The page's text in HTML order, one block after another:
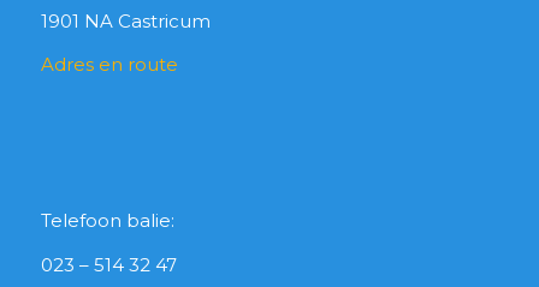
1901 NA Castricum
Adres en route
Telefoon balie:
023 – 514 32 47